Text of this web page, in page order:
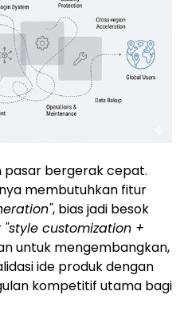
pasar bergerak cepat.
membutuhkan fitur
, bias jadi besok
"style customization +
untuk mengembangkan,
ide produk dengan
kompetitif utama bagi